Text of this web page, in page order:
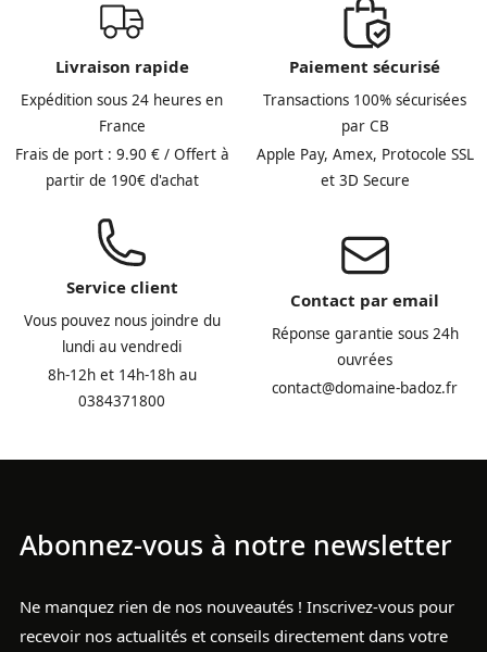
Livraison rapide
Expédition sous 24 heures en
France
Frais de port : 9.90 € / Offert à
partir de 190€ d'achat
Paiement sécurisé
Transactions 100% sécurisées
par CB
Apple Pay, Amex, Protocole SSL
et 3D Secure
Service client
Vous pouvez nous joindre du
lundi au vendredi
8h-12h et 14h-18h au
0384371800
Contact par email
Réponse garantie sous 24h
ouvrées
contact@domaine-badoz.fr
Abonnez-vous à notre newsletter
Ne manquez rien de nos nouveautés ! Inscrivez-vous pour
recevoir nos actualités et conseils directement dans votre